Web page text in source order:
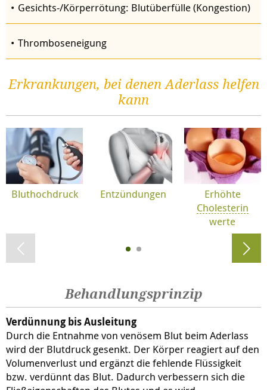
Gesichts-/Körperrötung: Blutüberfülle (Kongestion)
Thromboseneigung
Erkrankungen, bei denen Aderlass helfen
kann
Bluthochdruck Entzündungen
Erhöhte
Cholesterin
werte
Behandlungsprinzip
Verdünnung bis Ausleitung
Durch die Entnahme von venösem Blut beim Aderlass
wird der Blutdruck gesenkt. Der Körper reagiert auf den
Volumenverlust und ergänzt die fehlende Flüssigkeit
bzw. verdünnt das Blut. Dadurch verbessern sich die